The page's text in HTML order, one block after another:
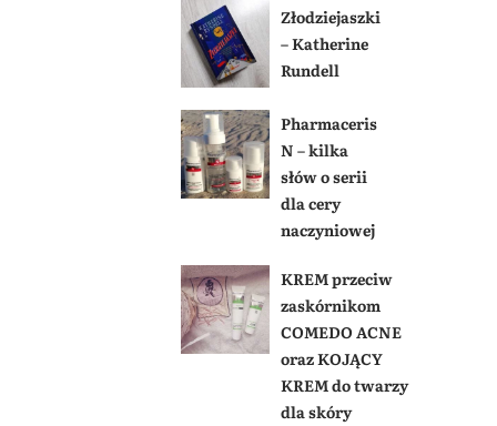
Złodziejaszki
– Katherine
Rundell
Pharmaceris
N – kilka
słów o serii
dla cery
naczyniowej
KREM przeciw
zaskórnikom
COMEDO ACNE
oraz KOJĄCY
KREM do twarzy
dla skóry